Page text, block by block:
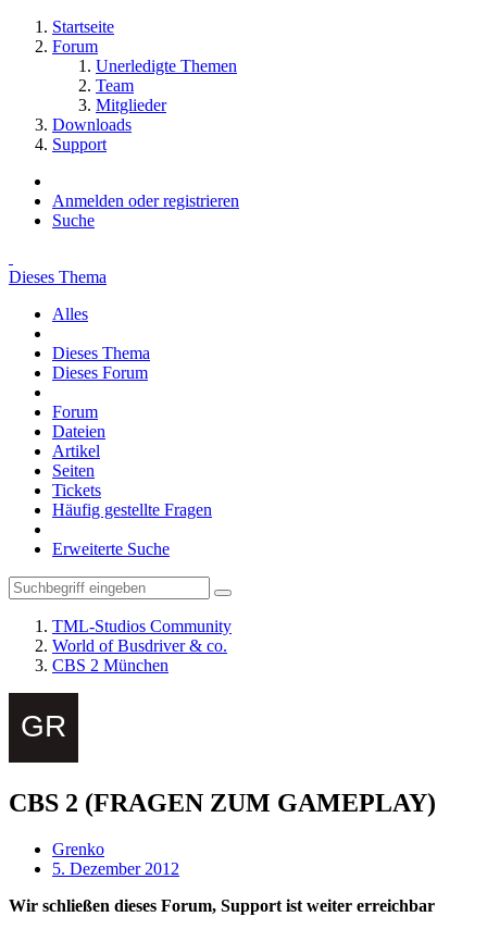
Startseite
Forum
Unerledigte Themen
Team
Mitglieder
Downloads
Support
Anmelden oder registrieren
Suche
Dieses Thema
Alles
Dieses Thema
Dieses Forum
Forum
Dateien
Artikel
Seiten
Tickets
Häufig gestellte Fragen
Erweiterte Suche
TML-Studios Community
World of Busdriver & co.
CBS 2 München
CBS 2 (FRAGEN ZUM GAMEPLAY)
Grenko
5. Dezember 2012
Wir schließen dieses Forum, Support ist weiter erreichbar